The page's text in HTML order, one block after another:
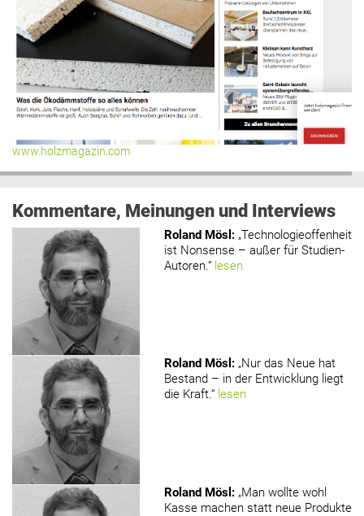
www.holzmagazin.com
Kommentare, Meinungen und Interviews
Roland Mösl : „Technologieoffenheit
ist Nonsense – außer für Studien-
Autoren.“ lesen
Roland Mösl : „Nur das Neue hat
Bestand – in der Entwicklung liegt
die Kraft.“ lesen
Roland Mösl : „Man wollte wohl
Kasse machen statt neue Produkte